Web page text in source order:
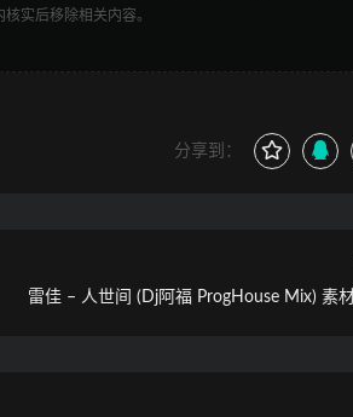
实后移除相关内容。
分享到：
雷佳 – 人世间 (Dj阿福 ProgHouse Mix) 素